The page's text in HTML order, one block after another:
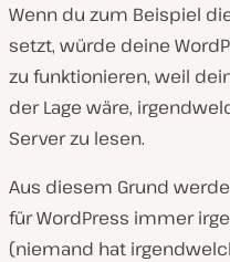
Wenn du zum Beispiel
setzt, würde deine
zu funktionieren, weil
der Lage wäre,
Server zu lesen.
Aus diesem Grund
für WordPress immer
(niemand hat